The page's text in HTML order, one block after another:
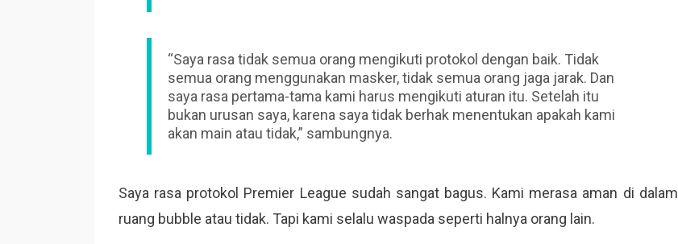
“Saya rasa tidak semua orang mengikuti protokol dengan baik. Tidak
semua orang menggunakan masker, tidak semua orang jaga jarak. Dan
saya rasa pertama-tama kami harus mengikuti aturan itu. Setelah itu
bukan urusan saya, karena saya tidak berhak menentukan apakah kami
akan main atau tidak,” sambungnya.
Saya rasa protokol Premier League sudah sangat bagus. Kami merasa aman di dalam
ruang bubble atau tidak. Tapi kami selalu waspada seperti halnya orang lain.